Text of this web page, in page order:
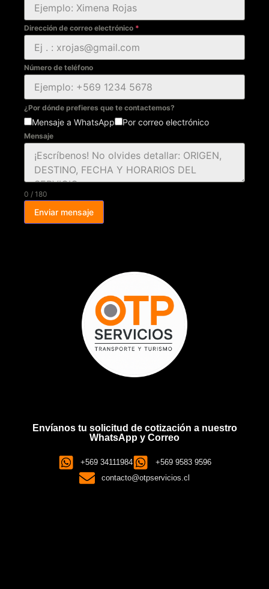
Dirección de correo electrónico *
Número de teléfono
¿Por dónde prefieres que te contactemos?
Mensaje a WhatsApp Por correo electrónico
Mensaje
0 / 180
Enviar mensaje
Envíanos tu solicitud de cotización a nuestro
WhatsApp y Correo
+569 34111984
+569 9583 9596
contacto@otpservicios.cl